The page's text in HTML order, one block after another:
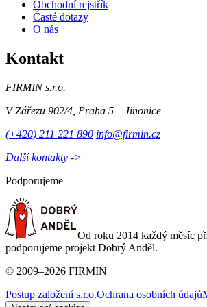
Obchodní rejstřík
Časté dotazy
O nás
Kontakt
FIRMIN s.r.o.
V Zářezu 902/4 Praha 5 – Jinonice
(+420) 211 221 890|info@firmin.cz
Další kontakty ->
Podporujeme
Od roku 2014 každý měsíc
podporujeme projekt Dobrý Anděl.
© 2009–2026 FIRMIN
Postup založení s.r.o.Ochrana osobních údajů